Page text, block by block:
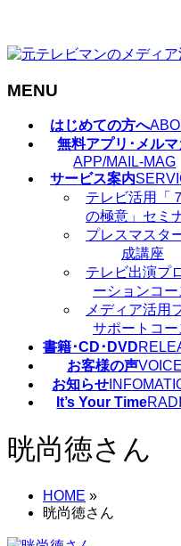
MENU
はじめての方へ
無料アプリ･メルマ
APP/MAIL-MAG
サービス案内
テレビ活用「
の極意」セミ
プレスマスタ
成講座
テレビ出演プ
ーションコー
メディア活用
サポートコー
書籍･CD･DVD
お客様の声VOICE
お知らせ
It’s Your Time
晄尚徳さん
HOME »
晄尚徳さん